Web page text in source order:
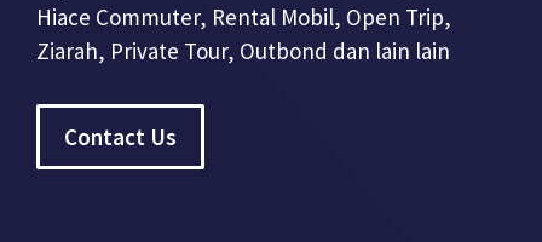
Hiace Commuter, Rental Mobil, Open Trip,
Ziarah, Private Tour, Outbond dan lain lain
Contact Us